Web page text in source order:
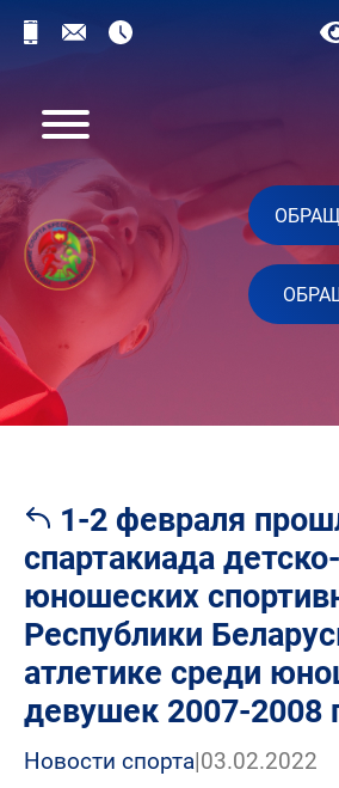
1-2 февраля
спартакиада детско-
юношеских
Республики
атлетике среди
девушек 2007-2008
Новости спорта|03.02.2022